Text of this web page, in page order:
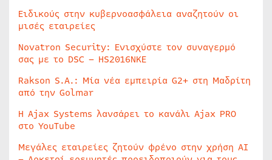
Ειδικούς στην κυβερνοασφάλεια αναζητούν οι
μισές εταιρείες
Novatron Security: Ενισχύστε τον συναγερμό
σας με το DSC – HS2016NKE
Rakson S.A.: Μία νέα εμπειρία G2+ στη Μαδρίτη
από την Golmar
Η Ajax Systems λανσάρει το κανάλι Ajax PRO
στο YouTube
Μεγάλες εταιρείες ζητούν φρένο στην χρήση AI